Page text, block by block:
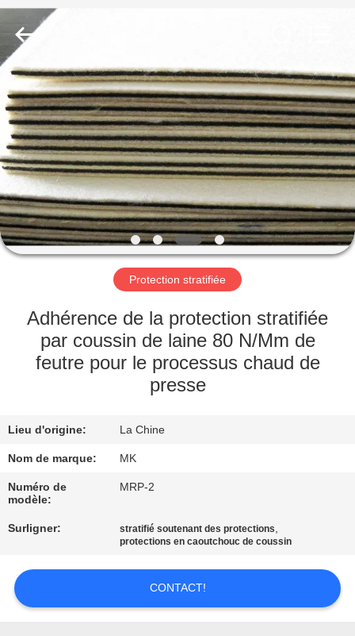
À
LA
MAISON
PRODUITS
VIDÉOS
PROPOS
NOUS
DE
L'USINE
LA
QUALITÉ
Technology
(Tianjin)
Limited.
Rights
Reserved.
Protection stratifiée
Adhérence de la protection stratifiée
par coussin de laine 80 N/Mm de
feutre pour le processus chaud de
presse
Lieu d'origine: La Chine
Nom de marque: MK
Numéro de
modèle:
MRP-2
Surligner: stratifié soutenant des protections,
protections en caoutchouc de coussin
CONTACT!